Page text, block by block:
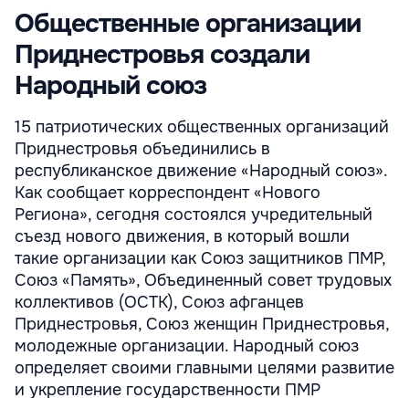
Общественные организации
Приднестровья создали
Народный союз
15 патриотических общественных организаций
Приднестровья объединились в
республиканское движение «Народный союз».
Как сообщает корреспондент «Нового
Региона», сегодня состоялся учредительный
съезд нового движения, в который вошли
такие организации как Союз защитников ПМР,
Союз «Память», Объединенный совет трудовых
коллективов (ОСТК), Союз афганцев
Приднестровья, Союз женщин Приднестровья,
молодежные организации. Народный союз
определяет своими главными целями развитие
и укрепление государственности ПМР